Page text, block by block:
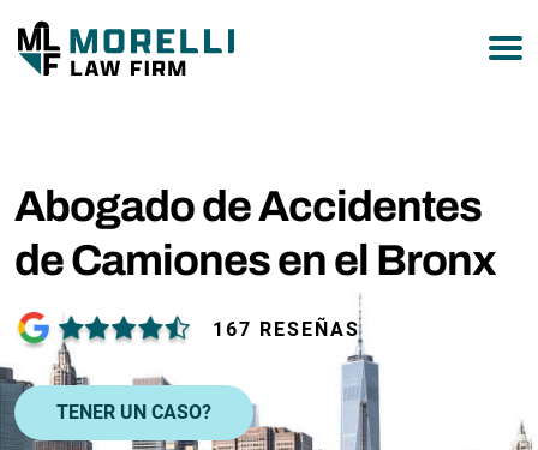
Abogado de Accidentes
de Camiones en el Bronx
167 RESEÑAS
TENER UN CASO?